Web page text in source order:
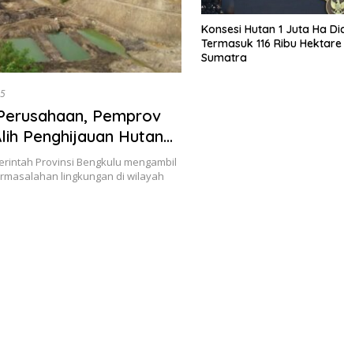
Pemprov
Penghijauan Hutan
Provinsi Bengkulu mengambil
lingkungan di wilayah
Konsesi Hutan 1 Juta Ha
Termasuk 116 Ribu
Sumatra